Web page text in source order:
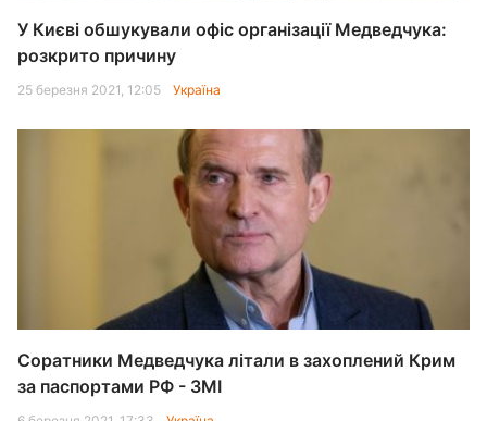
У Києві обшукували офіс організації Медведчука:
розкрито причину
25 березня 2021, 12:05 Україна
Соратники Медведчука літали в захоплений Крим
за паспортами РФ - ЗМІ